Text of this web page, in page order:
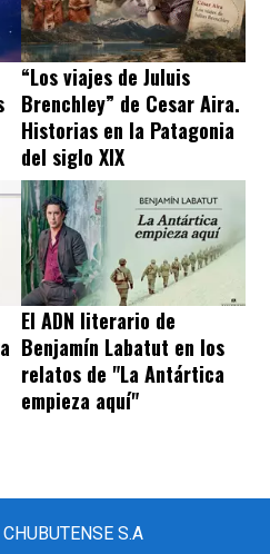
“Los viajes de Juluis
Brenchley” de Cesar Aira.
Historias en la Patagonia
del siglo XIX
El ADN literario de
Benjamín Labatut en los
relatos de "La Antártica
empieza aquí"
S.A